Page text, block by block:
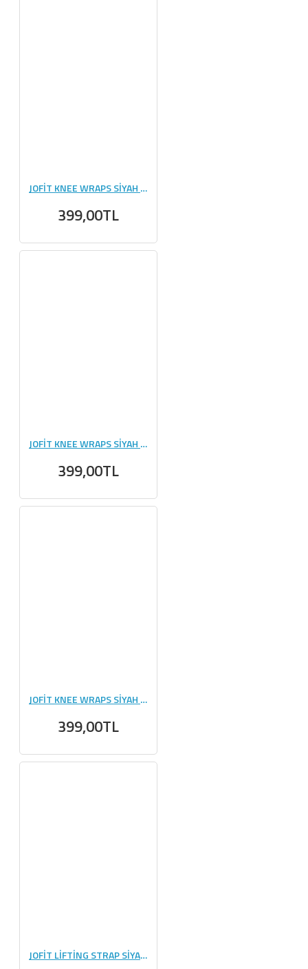
JOFİT KNEE WRAPS SİYAH - MAVİ
399,00TL
JOFİT KNEE WRAPS SİYAH - TURUNCU
399,00TL
JOFİT KNEE WRAPS SİYAH - YEŞİL
399,00TL
JOFİT LİFTİNG STRAP SİYAH - BEYAZ